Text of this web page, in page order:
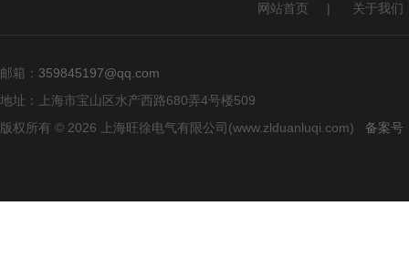
网站首页 | 关于我们
邮箱： 359845197@qq.com
地址：上海市宝山区水产西路680弄4号楼509
版权所有 © 2026 上海旺徐电气有限公司(www.zlduanluqi.com) 备案号